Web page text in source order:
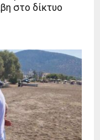
στο δίκτυο